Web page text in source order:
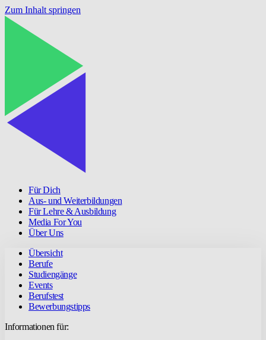
Zum Inhalt springen
Für Dich
Aus- und Weiterbildungen
Für Lehre & Ausbildung
Media For You
Über Uns
Übersicht
Berufe
Studiengänge
Events
Berufstest
Bewerbungstipps
Informationen für: